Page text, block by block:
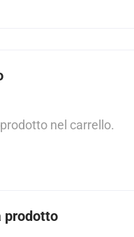
nel carrello.
prodotto